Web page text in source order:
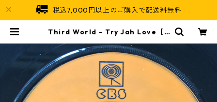
税込7,000円以上のご購入で配送料無料
Third World - Try Jah Love【7